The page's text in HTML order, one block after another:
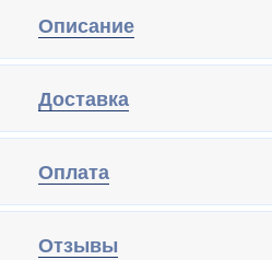
Описание
Доставка
Оплата
Отзывы